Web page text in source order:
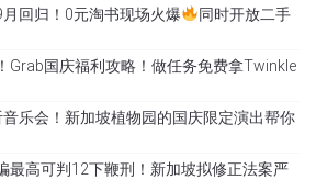
回归！0元淘书现场火爆
同时开放二手
Grab国庆福利攻略！做任务免费拿Twinkle
乐会！新加坡植物园的国庆限定演出帮你
最高可判12下鞭刑！新加坡拟修正法案严